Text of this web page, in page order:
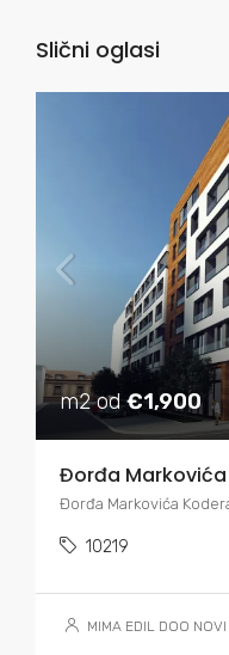
Slični oglasi
m2 od€1,900
Đorđa Markovića
Đorđa Markovića
10219
MIMA EDIL DOO NOVI